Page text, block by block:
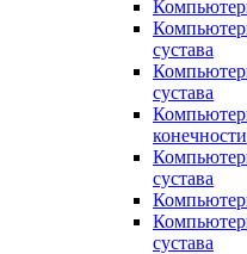
сустава
сустава
конечности
сустава
сустава